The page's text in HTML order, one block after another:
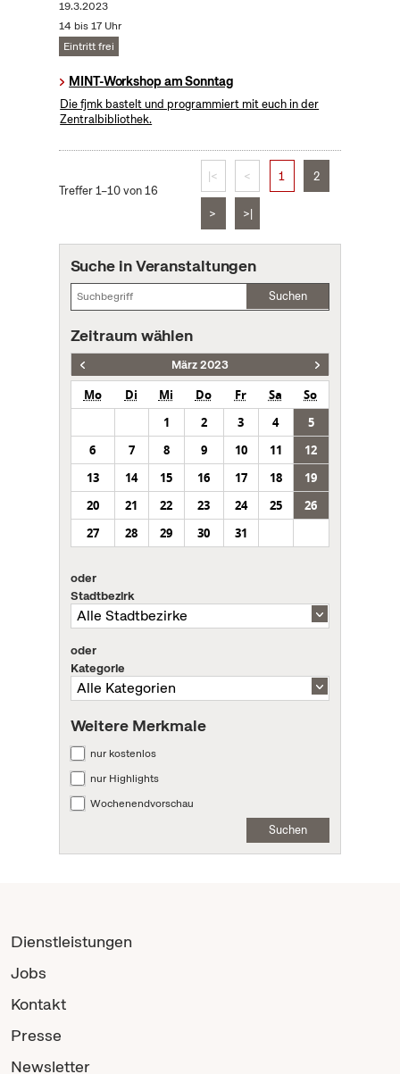
19.3.2023
14 bis 17 Uhr
Eintritt frei
MINT-Workshop am Sonntag
Die fjmk bastelt und programmiert mit euch in der
Zentralbibliothek.
Treffer 1–10 von 16
|< < 1 2
> >|
Suche in Veranstaltungen
Suchen
Zeitraum wählen
März 2023
Mo Di Mi Do Fr Sa
So
1
2 3 4
5
6
7 8 9 10 11
12
13
14 15 16 17 18
19
20
21 22 23 24 25
26
27
28 29 30 31
oder
Stadtbezirk
oder
Kategorie
Weitere Merkmale
nur kostenlos
nur Highlights
Wochenendvorschau
Suchen
Dienstleistungen
Jobs
Kontakt
Presse
Newsletter